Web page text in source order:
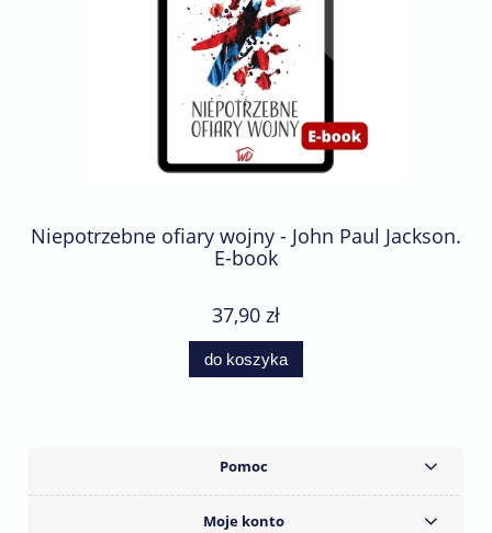
Niepotrzebne ofiary wojny - John Paul Jackson.
E-book
37,90 zł
do koszyka
Pomoc
Moje konto